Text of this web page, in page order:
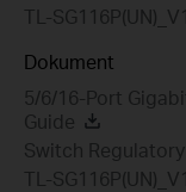
TL-
Dokument
5/6/16-Port
Guide
Switch
TL-